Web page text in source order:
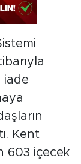
iade
Kent
603 içecek